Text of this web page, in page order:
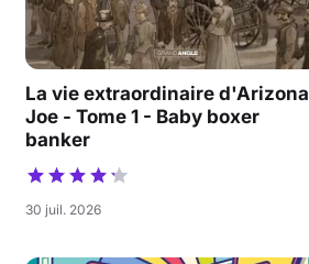
La vie extraordinaire d'Arizona
Joe - Tome 1 - Baby boxer
banker
30 juil. 2026